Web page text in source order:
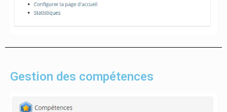
Gestion des compétences